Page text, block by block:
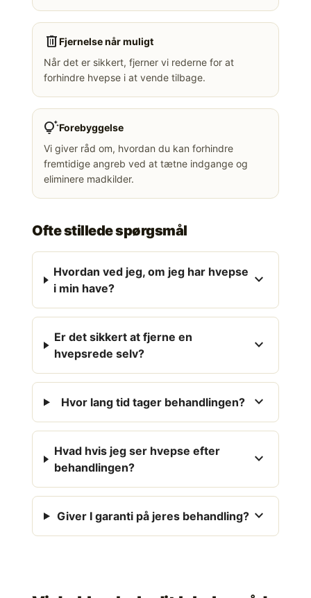
deleteFjernelse når muligt
Når det er sikkert, fjerner vi rederne for at
forhindre hvepse i at vende tilbage.
tips_and_updatesForebyggelse
Vi giver råd om, hvordan du kan forhindre
fremtidige angreb ved at tætne indgange og
eliminere madkilder.
Ofte stillede spørgsmål
Hvordan ved jeg, om jeg har hvepse
i min have?
expand_more
Er det sikkert at fjerne en
hvepsrede selv?
expand_more
Hvor lang tid tager behandlingen? expand_more
Hvad hvis jeg ser hvepse efter
behandlingen?
expand_more
Giver I garanti på jeres behandling? expand_more